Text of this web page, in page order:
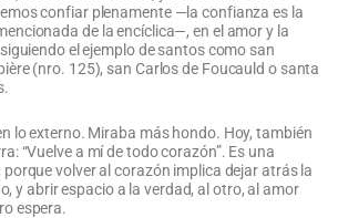
confiar plenamente —la confianza es la
de la encíclica—, en el amor y la
el ejemplo de santos como san
(nro. 125), san Carlos de Foucauld o santa
lo externo. Miraba más hondo. Hoy, también
“Vuelve a mí de todo corazón”. Es una
volver al corazón implica dejar atrás la
y abrir espacio a la verdad, al otro, al amor
espera.